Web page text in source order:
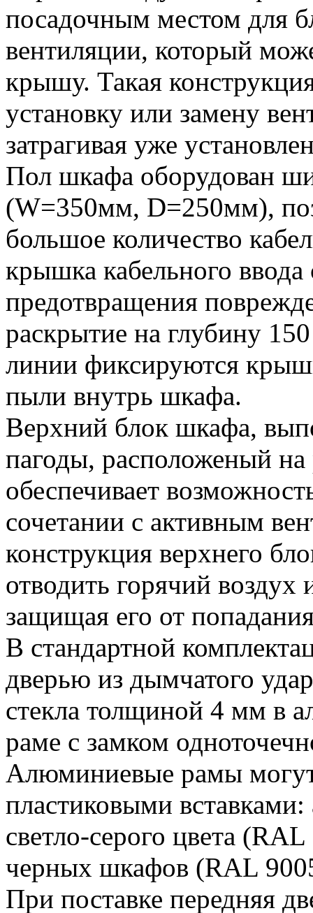
посадочным местом для
вентиляции, который
крышу. Такая
установку или замену
затрагивая уже
Пол шкафа оборудован
(W=350мм, D=250мм),
большое количество
крышка кабельного
предотвращения
раскрытие на глубину
линии фиксируются
пыли внутрь шкафа.
Верхний блок шкафа,
пагоды, расположеный
обеспечивает
сочетании с активным
конструкция верхнего
отводить горячий
защищая его от
В стандартной
дверью из дымчатого
стекла толщиной 4 мм в
раме с замком
Алюминиевые рамы
пластиковыми
светло-серого цвета
черных шкафов (RAL
При поставке передняя